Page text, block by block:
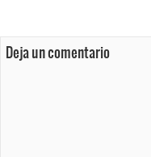
Deja un comentario